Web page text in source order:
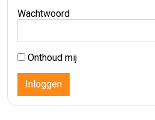
Wachtwoord
Onthoud mij